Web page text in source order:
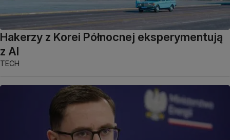
Hakerzy z Korei Północnej eksperymentują
z AI
TECH